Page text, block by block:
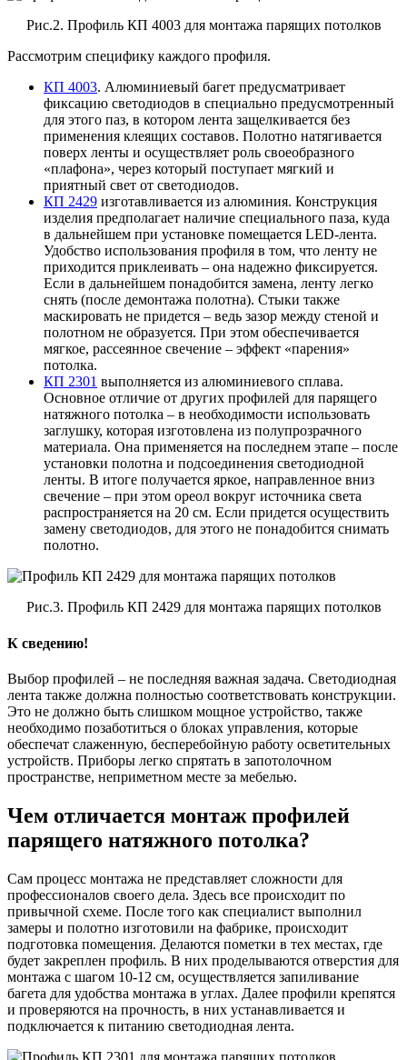
Рис.2. Профиль КП 4003 для монтажа парящих потолков
Рассмотрим специфику каждого профиля.
КП 4003. Алюминиевый багет предусматривает
фиксацию светодиодов в специально предусмотренный
для этого паз, в котором лента защелкивается без
применения клеящих составов. Полотно натягивается
поверх ленты и осуществляет роль своеобразного
«плафона», через который поступает мягкий и
приятный свет от светодиодов.
КП 2429 изготавливается из алюминия. Конструкция
изделия предполагает наличие специального паза, куда
в дальнейшем при установке помещается LED-лента.
Удобство использования профиля в том, что ленту не
приходится приклеивать – она надежно фиксируется.
Если в дальнейшем понадобится замена, ленту легко
снять (после демонтажа полотна). Стыки также
маскировать не придется – ведь зазор между стеной и
полотном не образуется. При этом обеспечивается
мягкое, рассеянное свечение – эффект «парения»
потолка.
КП 2301 выполняется из алюминиевого сплава.
Основное отличие от других профилей для парящего
натяжного потолка – в необходимости использовать
заглушку, которая изготовлена из полупрозрачного
материала. Она применяется на последнем этапе – после
установки полотна и подсоединения светодиодной
ленты. В итоге получается яркое, направленное вниз
свечение – при этом ореол вокруг источника света
распространяется на 20 см. Если придется осуществить
замену светодиодов, для этого не понадобится снимать
полотно.
Рис.3. Профиль КП 2429 для монтажа парящих потолков
К сведению!
Выбор профилей – не последняя важная задача. Светодиодная
лента также должна полностью соответствовать конструкции.
Это не должно быть слишком мощное устройство, также
необходимо позаботиться о блоках управления, которые
обеспечат слаженную, бесперебойную работу осветительных
устройств. Приборы легко спрятать в запотолочном
пространстве, неприметном месте за мебелью.
Чем отличается монтаж профилей
парящего натяжного потолка?
Сам процесс монтажа не представляет сложности для
профессионалов своего дела. Здесь все происходит по
привычной схеме. После того как специалист выполнил
замеры и полотно изготовили на фабрике, происходит
подготовка помещения. Делаются пометки в тех местах, где
будет закреплен профиль. В них проделываются отверстия для
монтажа с шагом 10-12 см, осуществляется запиливание
багета для удобства монтажа в углах. Далее профили крепятся
и проверяются на прочность, в них устанавливается и
подключается к питанию светодиодная лента.